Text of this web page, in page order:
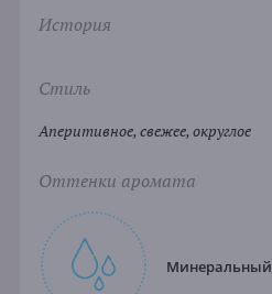
История
Стиль
Аперитивное, свежее, округлое
Оттенки аромата
Минеральный